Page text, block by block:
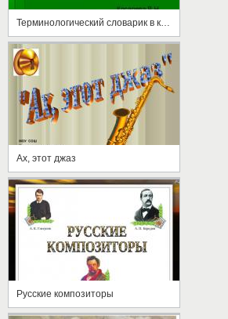
Ах, этот джаз
Русские композиторы